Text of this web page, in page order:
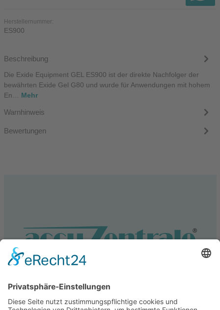
Herstellernummer:
ES900
Beschreibung
Die Exide Equipment GEL ES900 ist der direkte Nachfolger der
bewährten Exide Gel G80 und wurde für Anwendungen mit hohem
En… Mehr
Warnhinweis
Bewertungen
Service